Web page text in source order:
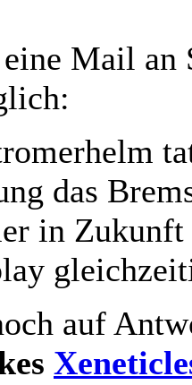
Mail an
das
in
auf